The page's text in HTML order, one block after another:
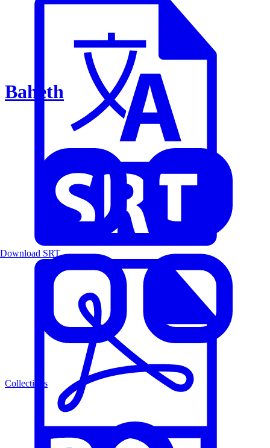
Baheth
Collections
Download SRT